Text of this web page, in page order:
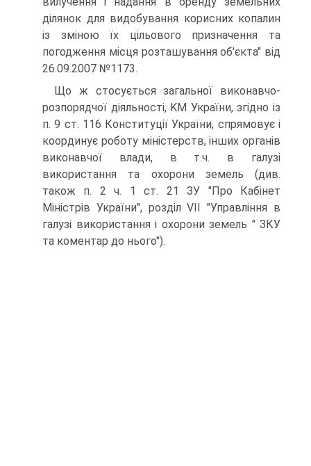
ділянок для видобування корисних копалин
із зміною їх цільового призначення та
погодження місця розташування об'єкта" від
26.09.2007 №1173.
Що ж стосується загальної виконавчо-
розпорядчої діяльності, KM України, згідно із
п. 9 ст. 116 Конституції України, спрямовує і
координує роботу міністерств, інших органів
виконавчої влади, в т.ч. в галузі
використання та охорони земель (див.
також п. 2 ч. 1 ст. 21 ЗУ "Про Кабінет
Міністрів України", розділ VII "Управління в
галузі використання і охорони земель " ЗКУ
та коментар до нього").